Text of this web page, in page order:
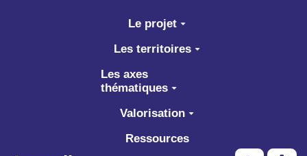
Aller au contenu principal
Le projet
Les territoires
Les axes
thématiques
Valorisation
Ressources